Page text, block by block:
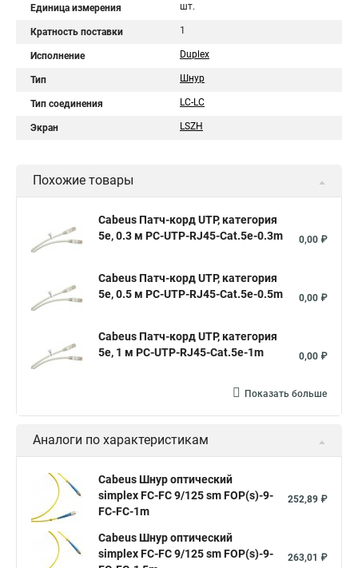
Единица измерения шт.
Кратность поставки 1
Исполнение Duplex
Тип Шнур
Тип соединения LC-LC
Экран LSZH
Похожие товары
Cabeus Патч-корд UTP, категория
5e, 0.3 м PC-UTP-RJ45-Cat.5e-0.3m
0,00 ₽
Cabeus Патч-корд UTP, категория
5e, 0.5 м PC-UTP-RJ45-Cat.5e-0.5m
0,00 ₽
Cabeus Патч-корд UTP, категория
5e, 1 м PC-UTP-RJ45-Cat.5e-1m
0,00 ₽
Показать больше
Аналоги по характеристикам
Cabeus Шнур оптический
simplex FC-FC 9/125 sm FOP(s)-9-
FC-FC-1m
252,89 ₽
Cabeus Шнур оптический
simplex FC-FC 9/125 sm FOP(s)-9-
263,01 ₽